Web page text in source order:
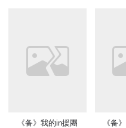
《备》我的in援團 《备